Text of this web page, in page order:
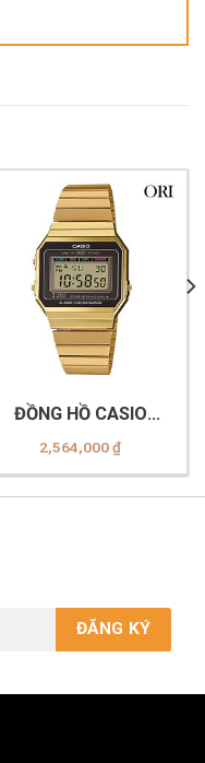
ĐỒNG HỒ CASIO
A700WG-9ADF
2,564,000₫